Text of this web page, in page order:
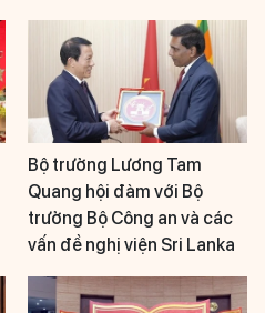
Bộ trưởng Lương Tam
Quang hội đàm với Bộ
trưởng Bộ Công an và các
vấn đề nghị viện Sri Lanka